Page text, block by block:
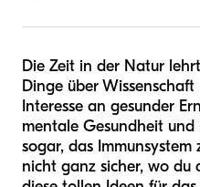
Die Zeit in der Natur
Dinge über
Interesse an gesunder
mentale Gesundheit
sogar, das
nicht ganz sicher, wo du